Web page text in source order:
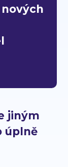
jiným
úplně